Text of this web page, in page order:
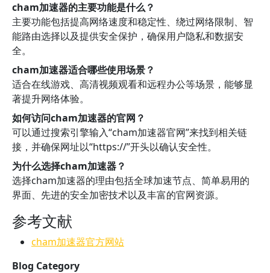
cham加速器的主要功能是什么？
主要功能包括提高网络速度和稳定性、绕过网络限制、智
能路由选择以及提供安全保护，确保用户隐私和数据安
全。
cham加速器适合哪些使用场景？
适合在线游戏、高清视频观看和远程办公等场景，能够显
著提升网络体验。
如何访问cham加速器的官网？
可以通过搜索引擎输入“cham加速器官网”来找到相关链
接，并确保网址以“https://”开头以确认安全性。
为什么选择cham加速器？
选择cham加速器的理由包括全球加速节点、简单易用的
界面、先进的安全加密技术以及丰富的官网资源。
参考文献
cham加速器官方网站
Blog Category